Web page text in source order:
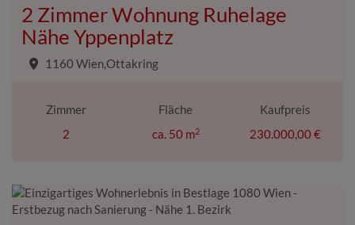
2 Zimmer Wohnung Ruhelage
Nähe Yppenplatz
1160 Wien,Ottakring
Zimmer
2
Fläche
ca. 50 m2
Kaufpreis
230.000,00 €